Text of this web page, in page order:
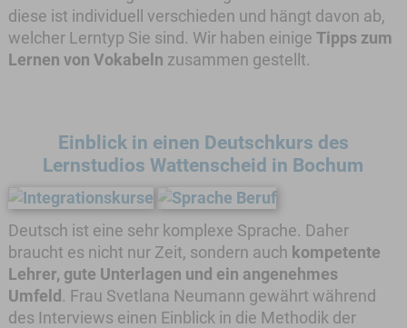
diese ist individuell verschieden und hängt davon ab,
welcher Lerntyp Sie sind. Wir haben einige Tipps zum
Lernen von Vokabeln zusammen gestellt.
Einblick in einen Deutschkurs des
Lernstudios Wattenscheid in Bochum
Deutsch ist eine sehr komplexe Sprache. Daher
braucht es nicht nur Zeit, sondern auch kompetente
Lehrer, gute Unterlagen und ein angenehmes
Umfeld . Frau Svetlana Neumann gewährt während
des Interviews einen Einblick in die Methodik der